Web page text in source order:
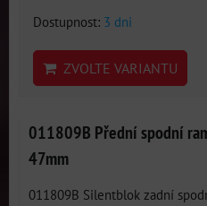
Dostupnost: 3 dni
ZVOLTE VARIANTU
011809B Přední spodní
47mm
011809B Silentblok zadní